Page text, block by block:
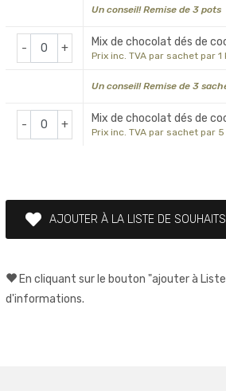
Un conseil! Remise de 3 pots
- + Mix de chocolat dés de
Prix inc. TVA par sachet par 1
Un conseil! Remise de 3
- + Mix de chocolat dés de
Prix inc. TVA par sachet par 5
AJOUTER À LA LISTE DE SOUHAITS
En cliquant sur le bouton "ajouter à
d'informations.